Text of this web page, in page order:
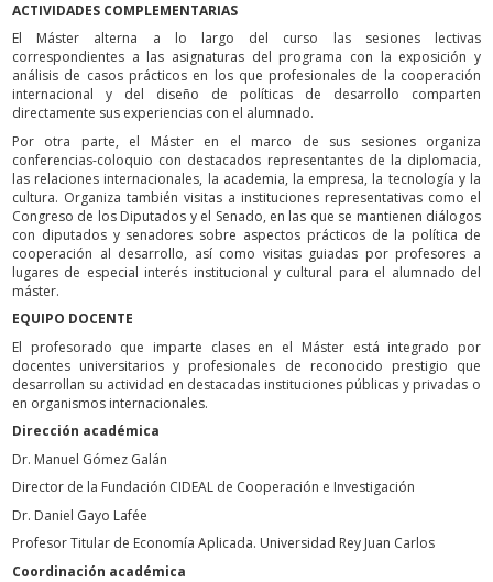
ACTIVIDADES COMPLEMENTARIAS
El Máster alterna a lo largo del curso las sesiones lectivas
correspondientes a las asignaturas del programa con la exposición y
análisis de casos prácticos en los que profesionales de la cooperación
internacional y del diseño de políticas de desarrollo comparten
directamente sus experiencias con el alumnado.
Por otra parte, el Máster en el marco de sus sesiones organiza
conferencias-coloquio con destacados representantes de la diplomacia,
las relaciones internacionales, la academia, la empresa, la tecnología y la
cultura. Organiza también visitas a instituciones representativas como el
Congreso de los Diputados y el Senado, en las que se mantienen diálogos
con diputados y senadores sobre aspectos prácticos de la política de
cooperación al desarrollo, así como visitas guiadas por profesores a
lugares de especial interés institucional y cultural para el alumnado del
máster.
EQUIPO DOCENTE
El profesorado que imparte clases en el Máster está integrado por
docentes universitarios y profesionales de reconocido prestigio que
desarrollan su actividad en destacadas instituciones públicas y privadas o
en organismos internacionales.
Dirección académica
Dr. Manuel Gómez Galán
Director de la Fundación CIDEAL de Cooperación e Investigación
Dr. Daniel Gayo Lafée
Profesor Titular de Economía Aplicada. Universidad Rey Juan Carlos
Coordinación académica